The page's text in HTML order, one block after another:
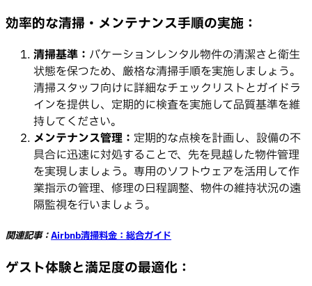
効率的な清掃・メンテナンス手順の実施：
清掃基準： バケーションレンタル物件の清潔さと衛生
状態を保つため、厳格な清掃手順を実施しましょう。
清掃スタッフ向けに詳細なチェックリストとガイドラ
インを提供し、定期的に検査を実施して品質基準を維
持してください。
メンテナンス管理： 定期的な点検を計画し、設備の不
具合に迅速に対処することで、先を見越した物件管理
を実現しましょう。専用のソフトウェアを活用して作
業指示の管理、修理の日程調整、物件の維持状況の遠
隔監視を行いましょう。
関連記事：Airbnb清掃料金：総合ガイド
ゲスト体験と満足度の最適化：